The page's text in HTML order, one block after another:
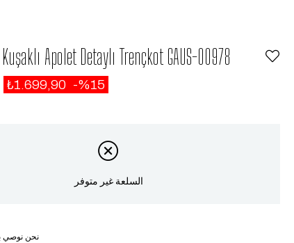
Apolet Detaylı Trençkot GAUS-00978
₺1.699,90 15
السلعة غير متوفر
نحن نوصي